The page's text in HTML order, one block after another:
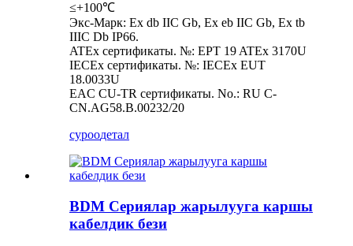
≤+100℃
Экс-Марк: Ex db IIC Gb, Ex eb IIC Gb, Ex tb
IIIC Db IP66.
ATEx сертификаты. №: EPT 19 ATEx 3170U
IECEx сертификаты. №: IECEx EUT
18.0033U
EAC CU-TR сертификаты. No.: RU C-
CN.AG58.B.00232/20
суроодетал
BDM Сериялар жарылууга каршы
кабелдик бези